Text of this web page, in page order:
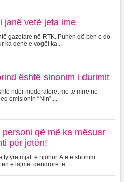
janë vetë jeta ime
gazetare në RTK. Punën që bën e do
ka qenë e vogël ka...
është sinonim i durimit
ndër moderatorët më të mirë në
emisionin “Nin”,...
personi që më ka mësuar
për jetën!
fytyrë mjaft e njohur. Atë e shohim
e lajmet qendrore të...